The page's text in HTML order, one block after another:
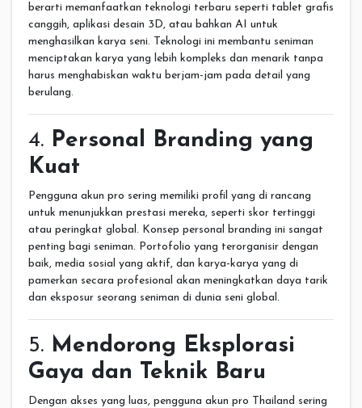
berarti memanfaatkan teknologi terbaru seperti tablet grafis
canggih, aplikasi desain 3D, atau bahkan AI untuk
menghasilkan karya seni. Teknologi ini membantu seniman
menciptakan karya yang lebih kompleks dan menarik tanpa
harus menghabiskan waktu berjam-jam pada detail yang
berulang.
4. Personal Branding yang
Kuat
Pengguna akun pro sering memiliki profil yang di rancang
untuk menunjukkan prestasi mereka, seperti skor tertinggi
atau peringkat global. Konsep personal branding ini sangat
penting bagi seniman. Portofolio yang terorganisir dengan
baik, media sosial yang aktif, dan karya-karya yang di
pamerkan secara profesional akan meningkatkan daya tarik
dan eksposur seorang seniman di dunia seni global.
5. Mendorong Eksplorasi
Gaya dan Teknik Baru
Dengan akses yang luas, pengguna akun pro Thailand sering